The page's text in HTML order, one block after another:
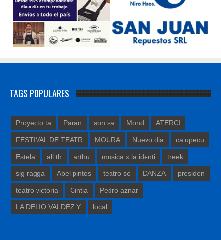
TAGS POPULARES
Proyecto ta Paran son sa Mond ATERCI
FESTIVAL DE TEATR MOURA Nuevo dia catupecu
Estela all th arthu musica x la identi treek
sig ragga Abel pintos teatro se DANZA presiden
teatro victoria Cintia Pedro aznar
LA DELIO VALDEZ Y local